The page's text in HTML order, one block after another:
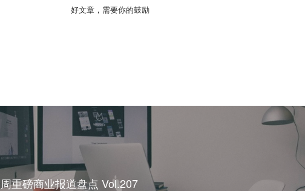
好文章，需要你的鼓励
重磅商业报道盘点 Vol.207